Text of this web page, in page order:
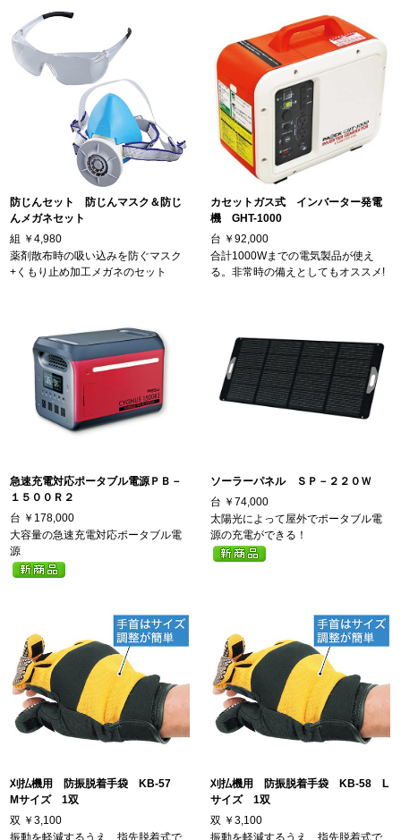
防じんセット 防じんマスク＆防じ
んメガネセット
組 ￥4,980
薬剤散布時の吸い込みを防ぐマスク
+くもり止め加工メガネのセット
カセットガス式 インバーター発電
機 GHT-1000
台 ￥92,000
合計1000Wまでの電気製品が使え
る。非常時の備えとしてもオススメ!
急速充電対応ポータブル電源ＰＢ－
１５００Ｒ２
台 ￥178,000
大容量の急速充電対応ポータブル電
源
ソーラーパネル ＳＰ－２２０Ｗ
台 ￥74,000
太陽光によって屋外でポータブル電
源の充電ができる！
刈払機用 防振脱着手袋 KB-57
Mサイズ 1双
双 ￥3,100
刈払機用 防振脱着手袋 KB-58 L
サイズ 1双
双 ￥3,100